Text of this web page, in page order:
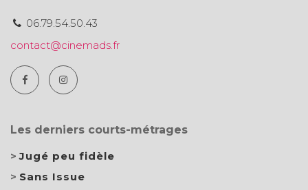
06.79.54.50.43
contact@cinemads.fr
Les derniers courts-métrages
Jugé peu fidèle
Sans Issue